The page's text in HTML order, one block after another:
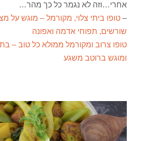
אחרי…וזה לא נגמר כל כך מהר…
– טופו ביתי צלוי, מקורמל – מוגש על
שורשים, תפוחי אדמה ואפונה
טופו צרוב ומקורמל ממולא כל טוב –
ומוגש ברוטב משגע